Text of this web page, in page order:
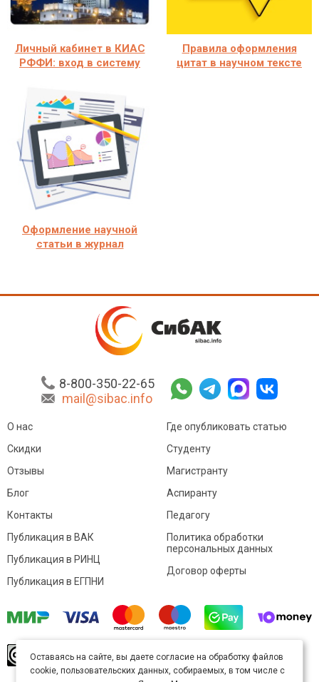
Личный кабинет в КИАС
РФФИ: вход в систему
Правила оформления
цитат в научном тексте
Оформление научной
статьи в журнал
8-800-350-22-65
mail@sibac.info
О нас
Скидки
Отзывы
Блог
Контакты
Где опубликовать статью
Студенту
Магистранту
Аспиранту
Педагогу
Публикация в ВАК
Публикация в РИНЦ
Публикация в ЕГПНИ
Политика обработки
персональных данных
Договор оферты
произведение доступно полицензии Creative
Commons «Attribution» («Атрибуция») 4.0
Оставаясь на сайте, вы даете согласие на обработку файлов
cookie, пользовательских данных, собираемых, в том числе с